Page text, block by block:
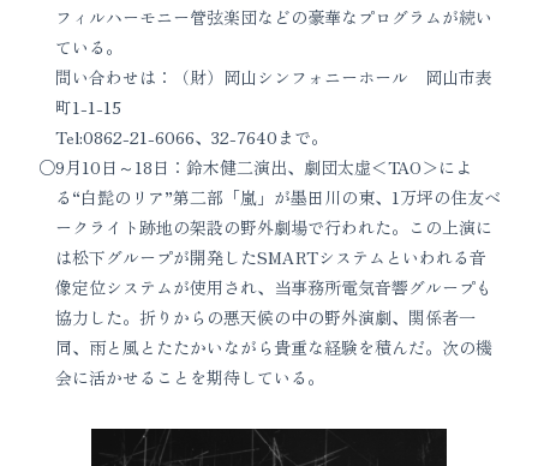
フィルハーモニー管弦楽団などの豪華なプログラムが続い
ている。
問い合わせは：（財）岡山シンフォニーホール 岡山市表
町1-1-15
Tel:0862-21-6066、32-7640まで。
9月10日～18日：鈴木健二演出、劇団太虚＜TAO＞によ
る“白髭のリア”第二部「嵐」が墨田川の東、1万坪の住友ベ
ークライト跡地の架設の野外劇場で行われた。この上演に
は松下グループが開発したSMARTシステムといわれる音
像定位システムが使用され、当事務所電気音響グループも
協力した。折りからの悪天候の中の野外演劇、関係者一
同、雨と風とたたかいながら貴重な経験を積んだ。次の機
会に活かせることを期待している。